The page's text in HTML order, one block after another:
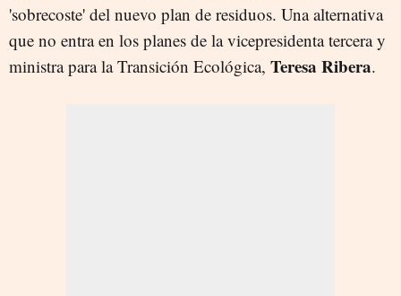
'sobrecoste' del nuevo plan de residuos. Una alternativa
que no entra en los planes de la vicepresidenta tercera y
ministra para la Transición Ecológica, Teresa Ribera.